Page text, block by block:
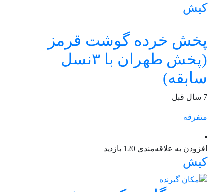
کیش
پخش خرده گوشت قرمز
(پخش طهران با ۳نسل
سابقه)
7 سال قبل
متفرقه
افزودن به علاقه‌مندی 120 بازدید
کیش